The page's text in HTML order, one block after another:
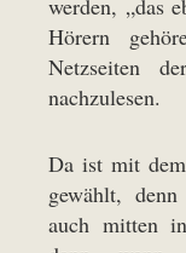
werden, „das
Hörern
Netzseiten
nachzulesen.
Da ist mit
gewählt,
auch mitten